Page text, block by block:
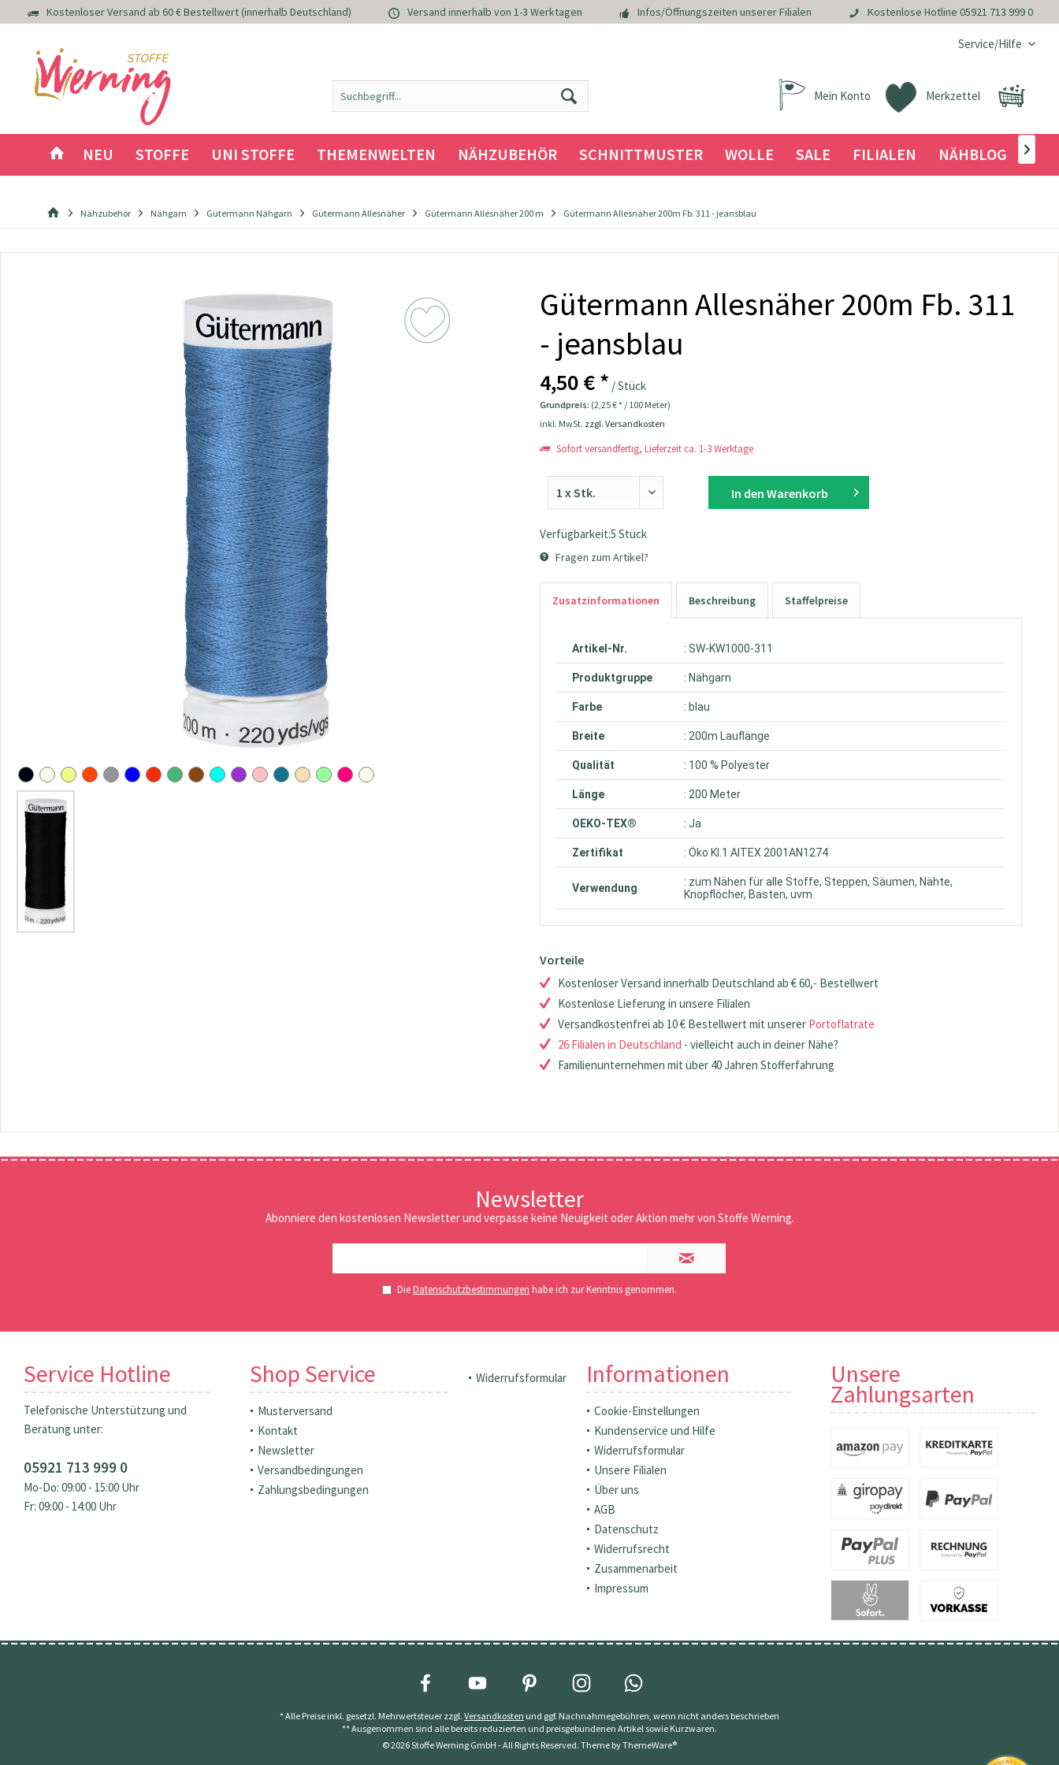
Kostenloser Versand ab 60 € Bestellwert (innerhalb Deutschland) Versand innerhalb von 1-3 Werktagen Infos/Öffnungszeiten unserer Filialen Kostenlose Hotline 05921 713 999 0
Service/Hilfe
Merkzettel
Mein Konto
NEU STOFFE UNI STOFFE THEMENWELTEN NÄHZUBEHÖR SCHNITTMUSTER WOLLE SALE FILIALEN NÄHBLOG 
Nähzubehör Nähgarn Gütermann Nähgarn Gütermann Allesnäher Gütermann Allesnäher 200 m Gütermann Allesnäher 200m Fb. 311 - jeansblau
Gütermann Allesnäher 200m Fb. 311
- jeansblau
4,50 € * / Stück
Grundpreis: (2,25 € * / 100 Meter)
inkl. MwSt. zzgl. Versandkosten
Sofort versandfertig, Lieferzeit ca. 1-3 Werktage
In den Warenkorb
Verfügbarkeit:5 Stück
Fragen zum Artikel?
Zusatzinformationen Beschreibung Staffelpreise
Artikel-Nr. : SW-KW1000-311
Produktgruppe : Nähgarn
Farbe : blau
Breite : 200m Lauflänge
Qualität : 100 % Polyester
Länge : 200 Meter
OEKO-TEX® : Ja
Zertifikat : Öko Kl.1 AITEX 2001AN1274
Verwendung
: zum Nähen für alle Stoffe, Steppen, Säumen, Nähte,
Knopflöcher, Basten, uvm.
Vorteile
Kostenloser Versand innerhalb Deutschland ab € 60,- Bestellwert
Kostenlose Lieferung in unsere Filialen
Versandkostenfrei ab 10 € Bestellwert mit unserer Portoflatrate
26 Filialen in Deutschland - vielleicht auch in deiner Nähe?
Familienunternehmen mit über 40 Jahren Stofferfahrung
Newsletter
Abonniere den kostenlosen Newsletter und verpasse keine Neuigkeit oder Aktion mehr von Stoffe Werning.
DieDatenschutzbestimmungen habe ich zur Kenntnis genommen.
Service Hotline
Telefonische Unterstützung und
Beratung unter:
05921 713 999 0
Mo-Do: 09:00 - 15:00 Uhr
Fr: 09:00 - 14:00 Uhr
Shop Service
Musterversand
Kontakt
Newsletter
Versandbedingungen
Zahlungsbedingungen
Widerrufsformular Informationen
Cookie-Einstellungen
Kundenservice und Hilfe
Widerrufsformular
Unsere Filialen
Über uns
AGB
Datenschutz
Widerrufsrecht
Zusammenarbeit
Impressum
Unsere
Zahlungsarten
* Alle Preise inkl. gesetzl. Mehrwertsteuer zzgl. Versandkosten und ggf. Nachnahmegebühren, wenn nicht anders beschrieben
** Ausgenommen sind alle bereits reduzierten und preisgebundenen Artikel sowie Kurzwaren.
© 2026 Stoffe Werning GmbH - All Rights Reserved. Theme byThemeWare®